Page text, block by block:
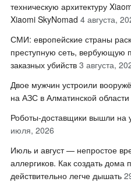
техническую архитектуру
Xiaomi SkyNomad 4 августа,
СМИ: европейские страны
преступную сеть, вербующую
заказных убийств 3 августа,
Двое мужчин устроили
на АЗС в Алматинской области
Роботы-доставщики вышли на
июля, 2026
Июль и август — непростое
аллергиков. Как создать дома
действительно легче дышать